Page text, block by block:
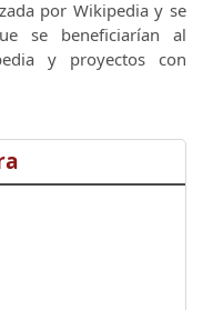
por Wikipedia y se
se beneficiarían al
y proyectos con